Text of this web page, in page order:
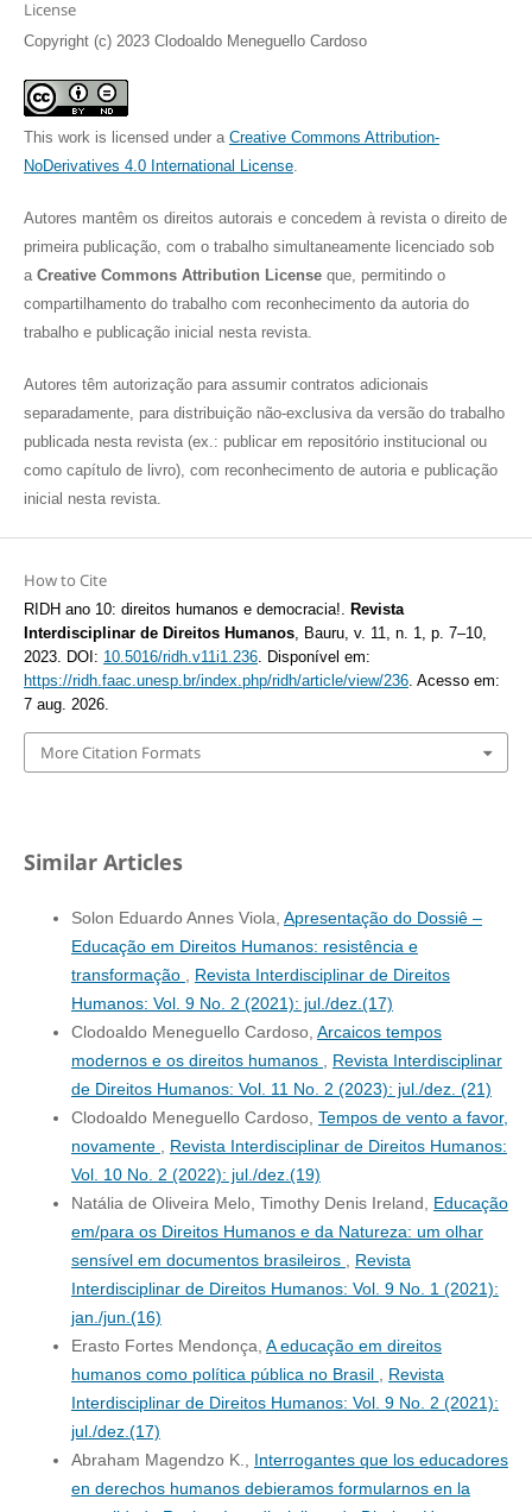
License
Copyright (c) 2023 Clodoaldo Meneguello Cardoso
This work is licensed under a Creative Commons Attribution-
NoDerivatives 4.0 International License.
Autores mantêm os direitos autorais e concedem à revista o direito de
primeira publicação, com o trabalho simultaneamente licenciado sob
a Creative Commons Attribution Licenseque, permitindo o
compartilhamento do trabalho com reconhecimento da autoria do
trabalho e publicação inicial nesta revista.
Autores têm autorização para assumir contratos adicionais
separadamente, para distribuição não-exclusiva da versão do trabalho
publicada nesta revista (ex.: publicar em repositório institucional ou
como capítulo de livro), com reconhecimento de autoria e publicação
inicial nesta revista.
How to Cite
RIDH ano 10: direitos humanos e democracia!. Revista
Interdisciplinar de Direitos Humanos, Bauru, v. 11, n. 1, p. 7–10,
2023. DOI: 10.5016/ridh.v11i1.236. Disponível em:
https://ridh.faac.unesp.br/index.php/ridh/article/view/236. Acesso em:
7 aug. 2026.
More Citation Formats
Similar Articles
Solon Eduardo Annes Viola, Apresentação do Dossiê –
Educação em Direitos Humanos: resistência e
transformação , Revista Interdisciplinar de Direitos
Humanos: Vol. 9 No. 2 (2021): jul./dez.(17)
Clodoaldo Meneguello Cardoso, Arcaicos tempos
modernos e os direitos humanos , Revista Interdisciplinar
de Direitos Humanos: Vol. 11 No. 2 (2023): jul./dez. (21)
Clodoaldo Meneguello Cardoso, Tempos de vento a favor,
novamente , Revista Interdisciplinar de Direitos Humanos:
Vol. 10 No. 2 (2022): jul./dez.(19)
Natália de Oliveira Melo, Timothy Denis Ireland, Educação
em/para os Direitos Humanos e da Natureza: um olhar
sensível em documentos brasileiros , Revista
Interdisciplinar de Direitos Humanos: Vol. 9 No. 1 (2021):
jan./jun.(16)
Erasto Fortes Mendonça, A educação em direitos
humanos como política pública no Brasil , Revista
Interdisciplinar de Direitos Humanos: Vol. 9 No. 2 (2021):
jul./dez.(17)
Abraham Magendzo K., Interrogantes que los educadores
en derechos humanos debieramos formularnos en la